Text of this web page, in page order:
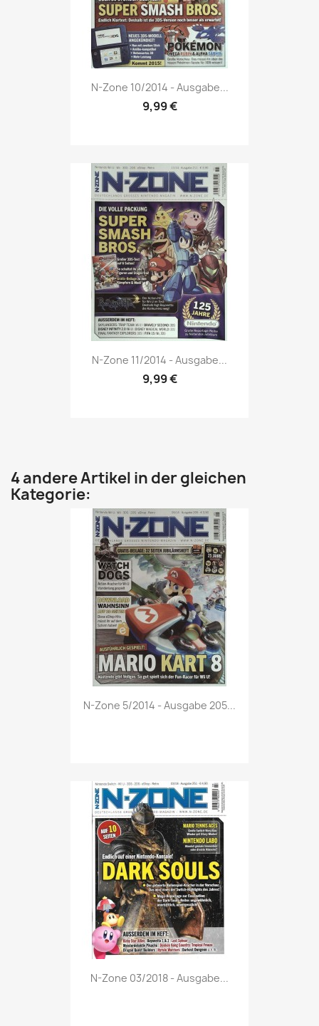
Vorschau
N-Zone 10/2014 - Ausgabe...
9,99 €
Vorschau
N-Zone 11/2014 - Ausgabe...
9,99 €
4 andere Artikel in der gleichen
Kategorie:
Vorschau
N-Zone 5/2014 - Ausgabe 205...
Vorschau
N-Zone 03/2018 - Ausgabe...